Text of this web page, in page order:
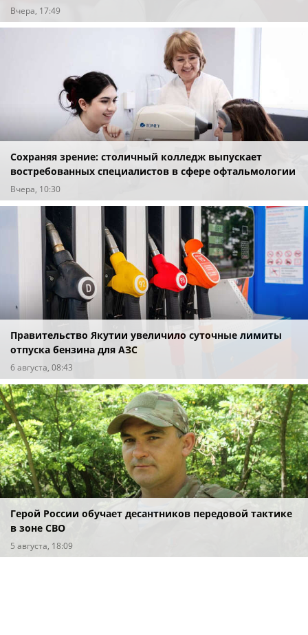
Вчера, 17:49
Сохраняя зрение: столичный колледж выпускает
востребованных специалистов в сфере офтальмологии
Вчера, 10:30
Правительство Якутии увеличило суточные лимиты
отпуска бензина для АЗС
6 августа, 08:43
Герой России обучает десантников передовой тактике
в зоне СВО
5 августа, 18:09